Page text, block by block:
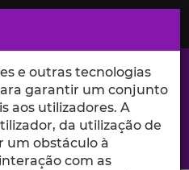
e ciência no Iscte
e outras tecnologias
garantir um conjunto
aos utilizadores. A
da utilização de
um obstáculo à
com as